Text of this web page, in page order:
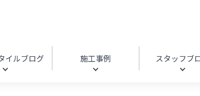
イルブログ 施工事例 スタッフブ